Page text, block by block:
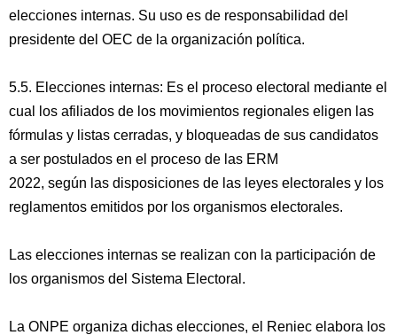
elecciones internas. Su uso es de responsabilidad del
presidente del OEC de la organización política.
5.5. Elecciones internas: Es el proceso electoral mediante el
cual los afiliados de los movimientos regionales eligen las
fórmulas y listas cerradas, y bloqueadas de sus candidatos
a ser postulados en el proceso de las ERM
2022, según las disposiciones de las leyes electorales y los
reglamentos emitidos por los organismos electorales.
Las elecciones internas se realizan con la participación de
los organismos del Sistema Electoral.
La ONPE organiza dichas elecciones, el Reniec elabora los